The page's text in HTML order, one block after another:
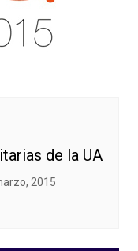
de la UA
2015